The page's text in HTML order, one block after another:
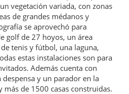
vegetación variada, con zonas
de grandes médanos y
se aprovechó para
golf de 27 hoyos, un área
tenis y fútbol, una laguna,
estas instalaciones son para
Además cuenta con
y un parador en la
más de 1500 casas construidas.